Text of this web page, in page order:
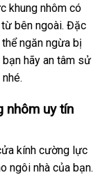
khung nhôm có
bên ngoài. Đặc
ngăn ngừa bị
hãy an tâm sử
nhôm uy tín
kính cường lực
ngôi nhà của bạn.